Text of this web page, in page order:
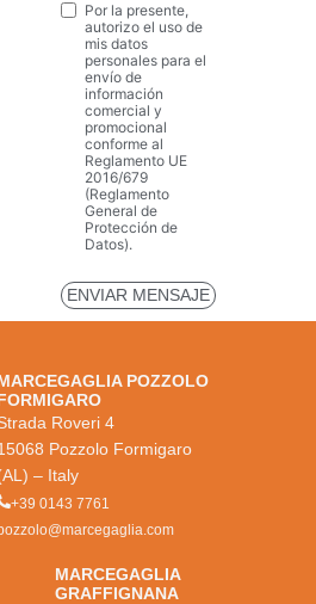
Marketing
Por la presente,
autorizo el uso de
mis datos
personales para el
envío de
información
comercial y
promocional
conforme al
Reglamento UE
2016/679
(Reglamento
General de
Protección de
Datos).
POZZOLO
Roveri 4
Pozzolo Formigaro
– Italy
+39 0143 7761
MARCEGAGLIA
GRAFFIGNANA